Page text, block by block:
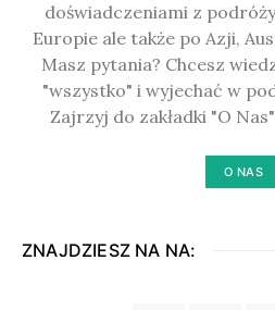
doświadczeniami z
Europie ale także po Azji,
Masz pytania? Chcesz
"wszystko" i wyjechać w
Zajrzyj do zakładki "O
O NAS
ZNAJDZIESZ NA NA: